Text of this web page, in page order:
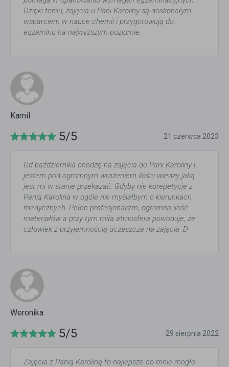
Dzięki temu, zajęcia u Pani Karoliny są doskonałym
wsparciem w nauce chemii i przygotowują do
egzaminu na najwyższym poziomie.
Kamil
5/5 21 czerwca 2023
Od października chodzę na zajęcia do Pani Karoliny i
jestem pod ogromnym wrażeniem ilości wiedzy jaką
jest mi w stanie przekazać. Gdyby nie korepetycje z
Panią Karolina w ogóle nie myślałbym o kierunkach
medycznych. Pełen profesjonalizm, ogromna ilość
materiałów a przy tym miła atmosfera powoduje, że
człowiek z przyjemnością uczęszcza na zajęcia :D
Weronika
5/5 29 sierpnia 2022
Zajęcia z Panią Karoliną to najlepsze co mnie mogło